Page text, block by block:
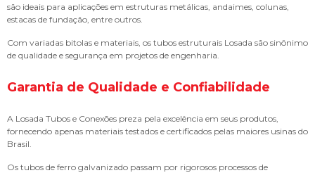
são ideais para aplicações em estruturas metálicas, andaimes, colunas,
estacas de fundação, entre outros.
Com variadas bitolas e materiais, os tubos estruturais Losada são sinônimo
de qualidade e segurança em projetos de engenharia.
Garantia de Qualidade e Confiabilidade
A Losada Tubos e Conexões preza pela excelência em seus produtos,
fornecendo apenas materiais testados e certificados pelas maiores usinas do
Brasil.
Os tubos de ferro galvanizado passam por rigorosos processos de